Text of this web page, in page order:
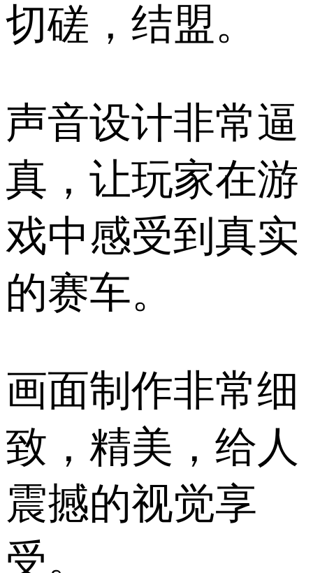
切磋，结盟。
声音设计非常逼
真，让玩家在游
戏中感受到真实
的赛车。
画面制作非常细
致，精美，给人
震撼的视觉享
受。